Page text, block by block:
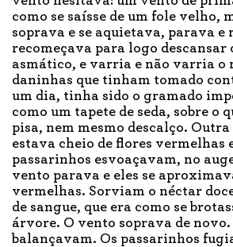
como se saísse de um fole velho,
soprava e se aquietava, parava e
recomeçava para logo descansar
asmático, e varria e não varria o
daninhas que tinham tomado
um dia, tinha sido o gramado
como um tapete de seda, sobre o
pisa, nem mesmo descalço. Outra
estava cheio de flores vermelhas
passarinhos esvoaçavam, no
vento parava e eles se
vermelhas. Sorviam o néctar
de sangue, que era como se
árvore. O vento soprava de novo.
balançavam. Os passarinhos